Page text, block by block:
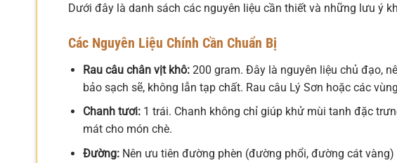
Dưới đây là danh sách các nguyên liệu cần thiết và những lưu ý
Các Nguyên Liệu Chính Cần Chuẩn Bị
Rau câu chân vịt khô:200 gram. Đây là nguyên liệu chủ đạo,
bảo sạch sẽ, không lẫn tạp chất. Rau câu Lý Sơn hoặc các
Chanh tươi:1 trái. Chanh không chỉ giúp khử mùi tanh đặc
mát cho món chè.
Đường:Nên ưu tiên đường phèn (đường phổi, đường cát